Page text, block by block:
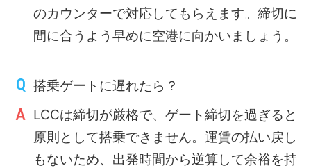
のカウンターで対応してもらえます。締切に
間に合うよう早めに空港に向かいましょう。
搭乗ゲートに遅れたら？
LCCは締切が厳格で、ゲート締切を過ぎると
原則として搭乗できません。運賃の払い戻し
もないため、出発時間から逆算して余裕を持